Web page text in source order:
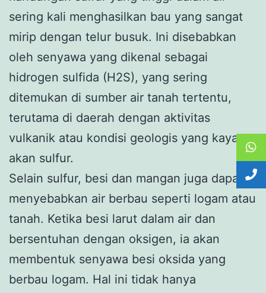
sering kali menghasilkan bau yang sangat
mirip dengan telur busuk. Ini disebabkan
oleh senyawa yang dikenal sebagai
hidrogen sulfida (H2S), yang sering
ditemukan di sumber air tanah tertentu,
terutama di daerah dengan aktivitas
vulkanik atau kondisi geologis yang kaya
akan sulfur.
Selain sulfur, besi dan mangan juga dapat
menyebabkan air berbau seperti logam atau
tanah. Ketika besi larut dalam air dan
bersentuhan dengan oksigen, ia akan
membentuk senyawa besi oksida yang
berbau logam. Hal ini tidak hanya